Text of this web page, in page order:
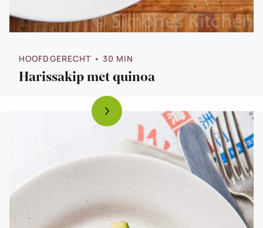
HOOFDGERECHT • 30 MIN
Harissakip met quinoa